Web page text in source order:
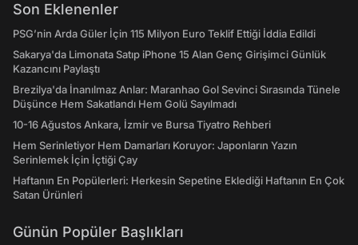
Son Eklenenler
PSG’nin Arda Güler İçin 115 Milyon Euro Teklif Ettiği İddia Edildi
Sakarya'da Limonata Satıp iPhone 15 Alan Genç Girişimci Günlük
Kazancını Paylaştı
Brezilya'da İnanılmaz Anlar: Maranhao Gol Sevinci Sırasında Tünele
Düşünce Hem Sakatlandı Hem Golü Sayılmadı
10-16 Ağustos Ankara, İzmir ve Bursa Tiyatro Rehberi
Hem Serinletiyor Hem Damarları Koruyor: Japonların Yazın
Serinlemek İçin İçtiği Çay
Haftanın En Popülerleri: Herkesin Sepetine Eklediği Haftanın En Çok
Satan Ürünleri
Günün Popüler Başlıkları